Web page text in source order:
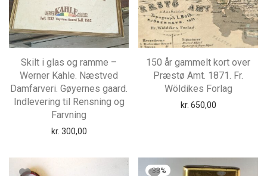
Skilt i glas og ramme –
Werner Kahle. Næstved
Damfarveri. Gøyernes gaard.
Indlevering til Rensning og
Farvning
kr. 300,00
150 år gammelt kort over
Præstø Amt. 1871. Fr.
Wöldikes Forlag
kr. 650,00
-33%